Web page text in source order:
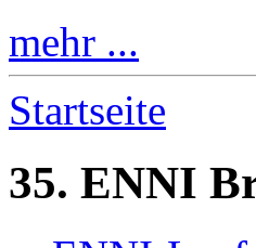
mehr ...
Startseite
35. ENNI